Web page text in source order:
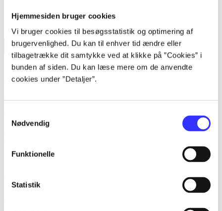
Hjemmesiden bruger cookies
Vi bruger cookies til besøgsstatistik og optimering af
brugervenlighed. Du kan til enhver tid ændre eller
tilbagetrække dit samtykke ved at klikke på ”Cookies” i
bunden af siden. Du kan læse mere om de anvendte
cookies under ”Detaljer”.
Nødvendig
Funktionelle
Statistik
ForsideBøgerArtikler FilmMusik SpilNoder Søg
Søg
Menu
Siden blev ikke fundet
Den ønskede side findes ikke. Prøv at søge, eller find hjælp via